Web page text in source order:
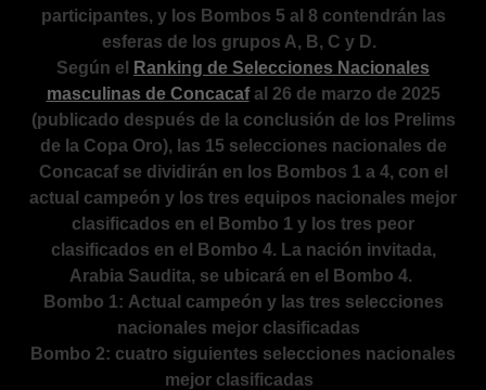
participantes, y los Bombos 5 al 8 contendrán las
esferas de los grupos A, B, C y D.
Según el
Ranking de Selecciones Nacionales
masculinas de Concacafal 26 de marzo de 2025
(publicado después de la conclusión de los Prelims
de la Copa Oro), las 15 selecciones nacionales de
Concacaf se dividirán en los Bombos 1 a 4, con el
actual campeón y los tres equipos nacionales mejor
clasificados en el Bombo 1 y los tres peor
clasificados en el Bombo 4. La nación invitada,
Arabia Saudita, se ubicará en el Bombo 4.
Bombo 1: Actual campeón y las tres selecciones
nacionales mejor clasificadas
Bombo 2: cuatro siguientes selecciones nacionales
mejor clasificadas